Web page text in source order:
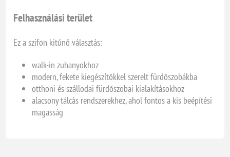
Felhasználási terület
Ez a szifon kitűnő választás:
walk-in zuhanyokhoz
modern, fekete kiegészítőkkel szerelt fürdőszobákba
otthoni és szállodai fürdőszobai kialakításokhoz
alacsony tálcás rendszerekhez, ahol fontos a kis beépítési
magasság